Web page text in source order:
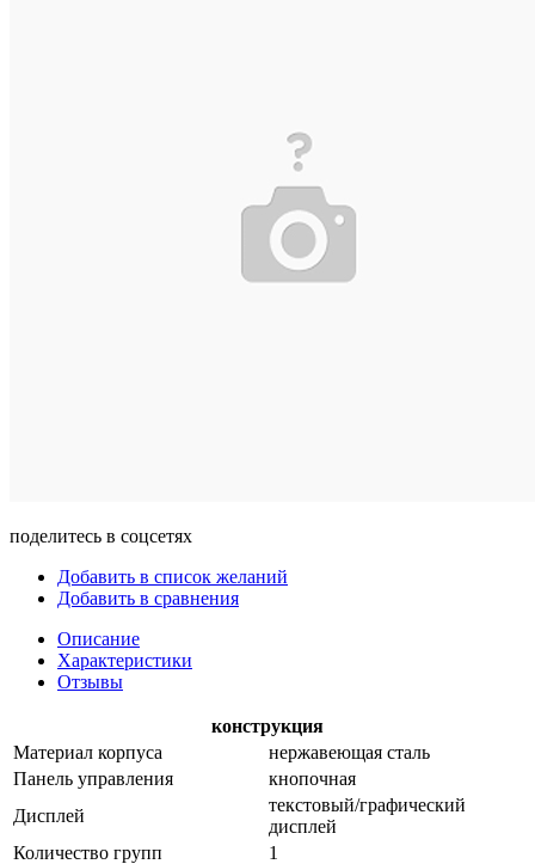
поделитесь в соцсетях
Добавить в список желаний
Добавить в сравнения
Описание
Характеристики
Отзывы
конструкция
Материал корпуса
нержавеющая сталь
Панель управления
кнопочная
Дисплей
текстовый/графический
дисплей
Количество групп
1